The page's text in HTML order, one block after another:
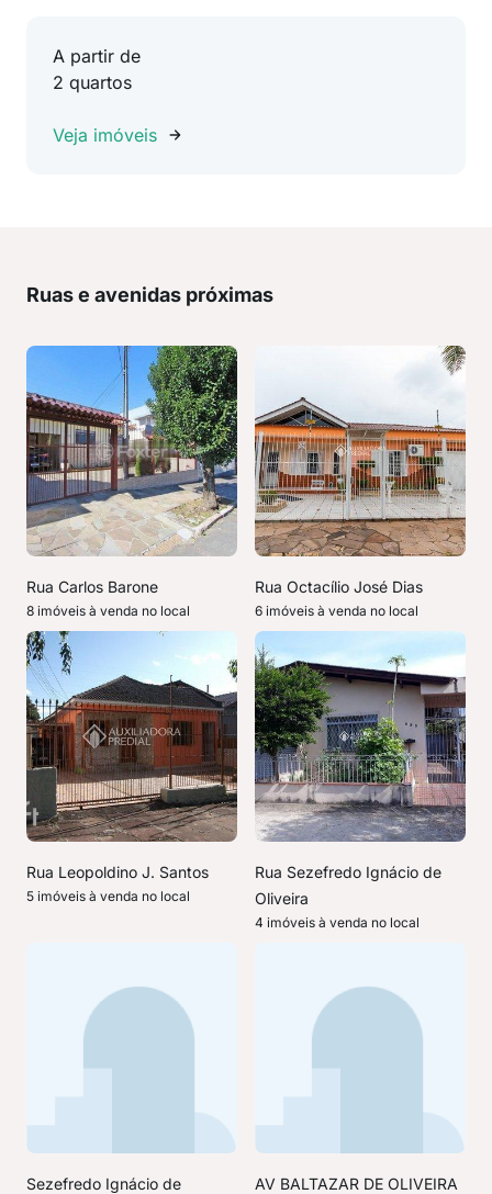
A partir de
2 quartos
Veja imóveis
Ruas e avenidas próximas
Rua Carlos Barone
8 imóveis à venda no local
Rua Octacílio José Dias
6 imóveis à venda no local
Rua Leopoldino J. Santos
5 imóveis à venda no local
Rua Sezefredo Ignácio de
Oliveira
4 imóveis à venda no local
Sezefredo Ignácio de
AV BALTAZAR DE OLIVEIRA